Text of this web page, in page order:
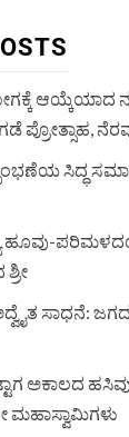
ಆಯ್ಕೆಯಾದ
ಪ್ರೋತ್ಸಾಹ,
ಸಿದ್ಧ
ಹೂವು-
ಸಾಧನೆ:
ಅಕಾಲದ ಹಸಿವು,
ಮಹಾಸ್ವಾಮಿಗಳು